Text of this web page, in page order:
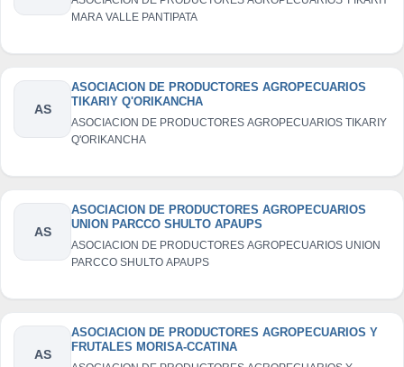
MARA VALLE PANTIPATA
AS
ASOCIACION DE PRODUCTORES AGROPECUARIOS
TIKARIY Q'ORIKANCHA
ASOCIACION DE PRODUCTORES AGROPECUARIOS TIKARIY
Q'ORIKANCHA
AS
ASOCIACION DE PRODUCTORES AGROPECUARIOS
UNION PARCCO SHULTO APAUPS
ASOCIACION DE PRODUCTORES AGROPECUARIOS UNION
PARCCO SHULTO APAUPS
AS
ASOCIACION DE PRODUCTORES AGROPECUARIOS Y
FRUTALES MORISA-CCATINA